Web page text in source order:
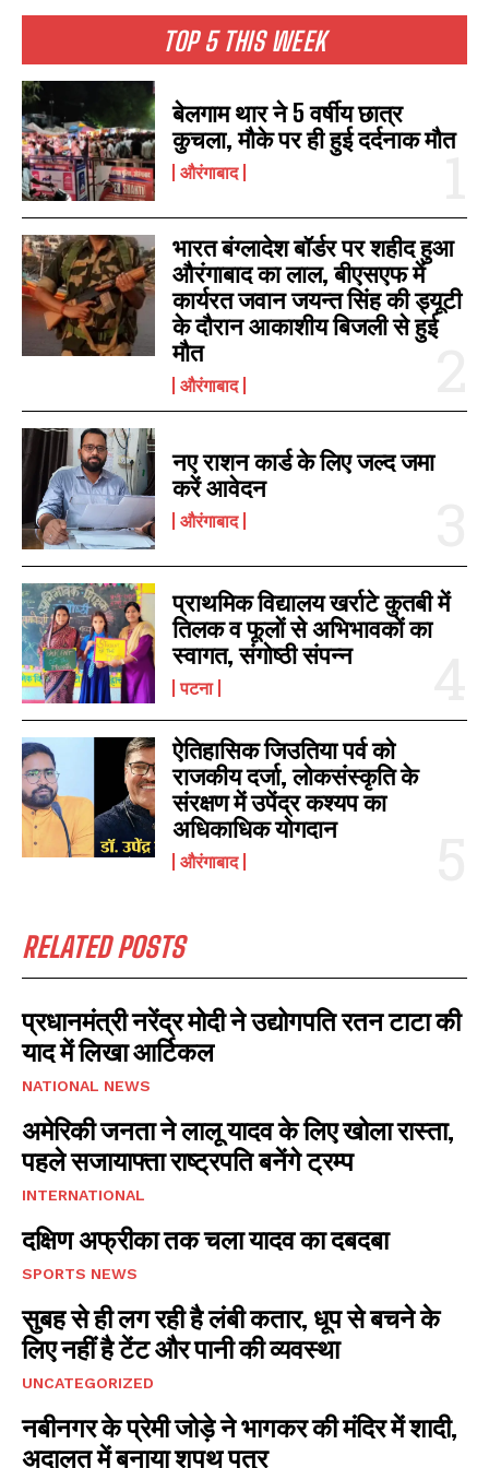
I've read and accept thePrivacy Policy
जिलाधिकारी ने जारी किया आदेश
In "औरंगाबाद"
November 5, 2025
In "औरंगाबाद"
चोरी गई मोबाइल फोन तलाशने गए युवक
की पीट पीटकर हत्या, घटना में हुई
गोलीबारी में एक घायल
May 2, 2024
In "औरंगाबाद"
TOP 5 THIS WEEK
बेलगाम थार ने 5 वर्षीय छात्र
कुचला, मौके पर ही हुई दर्दनाक मौत
औरंगाबाद
भारत बंग्लादेश बॉर्डर पर शहीद हुआ
औरंगाबाद का लाल, बीएसएफ में
कार्यरत जवान जयन्त सिंह की ड्यूटी
के दौरान आकाशीय बिजली से हुई
मौत
औरंगाबाद
नए राशन कार्ड के लिए जल्द जमा
करें आवेदन
औरंगाबाद
प्राथमिक विद्यालय खर्राटे कुतबी में
तिलक व फूलों से अभिभावकों का
स्वागत, संगोष्ठी संपन्न
पटना
ऐतिहासिक जिउतिया पर्व को
राजकीय दर्जा, लोकसंस्कृति के
संरक्षण में उपेंद्र कश्यप का
अधिकाधिक योगदान
औरंगाबाद
RELATED POSTS
प्रधानमंत्री नरेंद्र मोदी ने उद्योगपति रतन टाटा की
याद में लिखा आर्टिकल
NATIONAL NEWS
अमेरिकी जनता ने लालू यादव के लिए खोला रास्ता,
पहले सजायाफ्ता राष्ट्रपति बनेंगे ट्रम्प
INTERNATIONAL
दक्षिण अफ्रीका तक चला यादव का दबदबा
SPORTS NEWS
सुबह से ही लग रही है लंबी कतार, धूप से बचने के
लिए नहीं है टेंट और पानी की व्यवस्था
UNCATEGORIZED
नबीनगर के प्रेमी जोड़े ने भागकर की मंदिर में शादी,
अदालत में बनाया शपथ पत्र